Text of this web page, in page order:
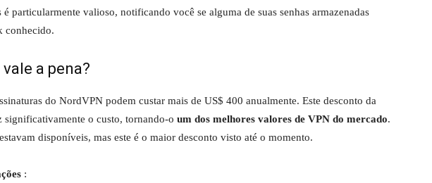
particularmente valioso, notificando você se alguma de suas senhas armazenadas
conhecido.
a pena?
do NordVPN podem custar mais de US$ 400 anualmente. Este desconto da
significativamente o custo, tornando-o um dos melhores valores de VPN do mercado.
disponíveis, mas este é o maior desconto visto até o momento.
: